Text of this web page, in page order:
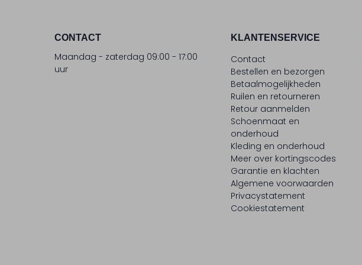
CONTACT
Maandag - zaterdag 09:00 - 17:00
uur
KLANTENSERVICE
Contact
Bestellen en bezorgen
Betaalmogelijkheden
Ruilen en retourneren
Retour aanmelden
Schoenmaat en
onderhoud
Kleding en onderhoud
Meer over kortingscodes
Garantie en klachten
Algemene voorwaarden
Privacystatement
Cookiestatement